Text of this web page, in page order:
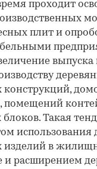
проходит
плит и
помещений
блоков. Такая
использования
изделий в
и расширением